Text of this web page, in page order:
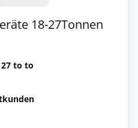
18-27Tonnen
27 to to